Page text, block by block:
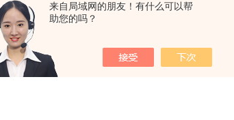
来自局域网的朋友！有什么可以帮
助您的吗？